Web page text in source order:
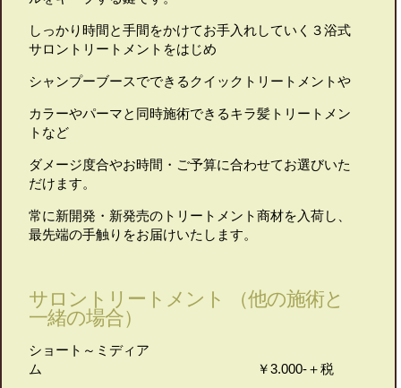
しっかり時間と手間をかけてお手入れしていく３浴式
サロントリートメントをはじめ
シャンプーブースでできるクイックトリートメントや
カラーやパーマと同時施術できるキラ髪トリートメン
トなど
ダメージ度合やお時間・ご予算に合わせてお選びいた
だけます。
常に新開発・新発売のトリートメント商材を入荷し、
最先端の手触りをお届けいたします。
サロントリートメント （他の施術と
一緒の場合）
ショート～ミディア
ム ￥3.000-＋税